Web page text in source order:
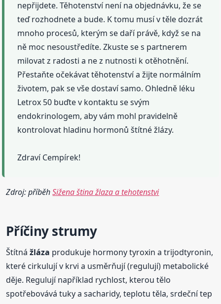
nepřijdete. Těhotenství není na objednávku, že se
teď rozhodnete a bude. K tomu musí v těle dozrát
mnoho procesů, kterým se daří právě, když se na
ně moc nesoustředíte. Zkuste se s partnerem
milovat z radosti a ne z nutnosti k otěhotnění.
Přestaňte očekávat těhotenství a žijte normálním
životem, pak se vše dostaví samo. Ohledně léku
Letrox 50 buďte v kontaktu se svým
endokrinologem, aby vám mohl pravidelně
kontrolovat hladinu hormonů štítné žlázy.
Zdraví Cempírek!
Zdroj: příběhSižena ština žlaza a tehotenstvi
Příčiny strumy
Štítnážláza produkuje hormony tyroxin a trijodtyronin,
které cirkulují v krvi a usměrňují (regulují) metabolické
děje. Regulují například rychlost, kterou tělo
spotřebovává tuky a sacharidy, teplotu těla, srdeční tep